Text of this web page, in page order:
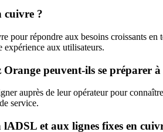
cuivre ?
répondre aux besoins croissants
aux utilisateurs.
peuvent-ils se préparer à
auprès de leur opérateur pour
service.
et aux lignes fixes en